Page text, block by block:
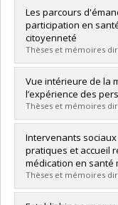
Diplômé(e) :
Cycle :Doctorat
Diplôme obtenu :
Lien vers le
Les parcours
participation en
citoyenneté
Thèses et mémoires
Diplômé(e) :
Cycle :Doctorat
Diplôme obtenu :
Lien vers le
Vue intérieure de la
l’expérience des
Thèses et mémoires
Diplômé(e) : Cyr,
Cycle :Maîtrise
Diplôme obtenu :
Lien vers le
Intervenants
pratiques et accueil
médication en santé
Thèses et mémoires